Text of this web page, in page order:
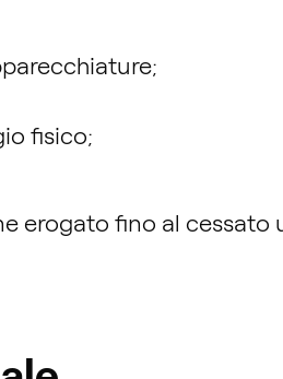
fisico;
erogato fino al